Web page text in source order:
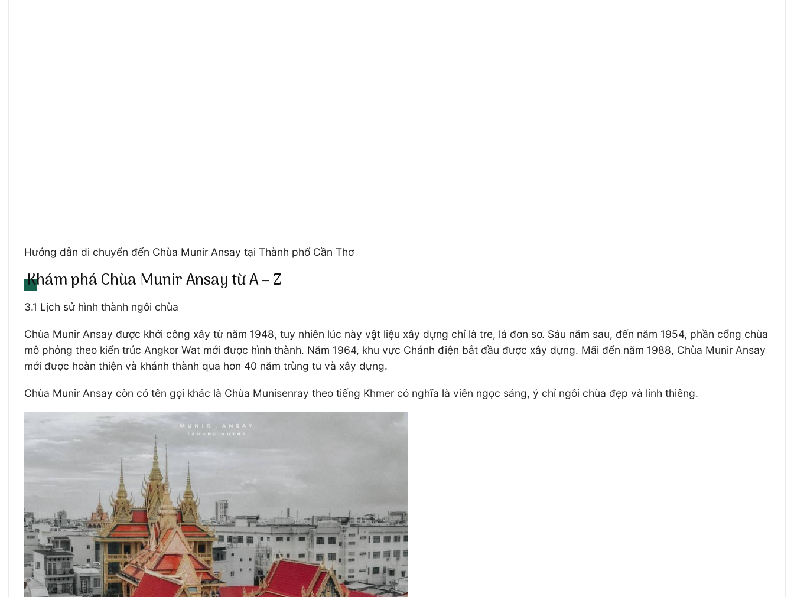
Hướng dẫn di chuyển đến Chùa Munir Ansay tại Thành phố Cần Thơ
Khám phá Chùa Munir Ansay từ A – Z
3.1 Lịch sử hình thành ngôi chùa
Chùa Munir Ansay được khởi công xây từ năm 1948, tuy nhiên lúc này vật liệu xây dựng chỉ là tre, lá đơn sơ. Sáu năm sau, đến năm 1954, phần cổng chùa
mô phỏng theo kiến trúc Angkor Wat mới được hình thành. Năm 1964, khu vực Chánh điện bắt đầu được xây dựng. Mãi đến năm 1988, Chùa Munir Ansay
mới được hoàn thiện và khánh thành qua hơn 40 năm trùng tu và xây dựng.
Chùa Munir Ansay còn có tên gọi khác là Chùa Munisenray theo tiếng Khmer có nghĩa là viên ngọc sáng, ý chỉ ngôi chùa đẹp và linh thiêng.